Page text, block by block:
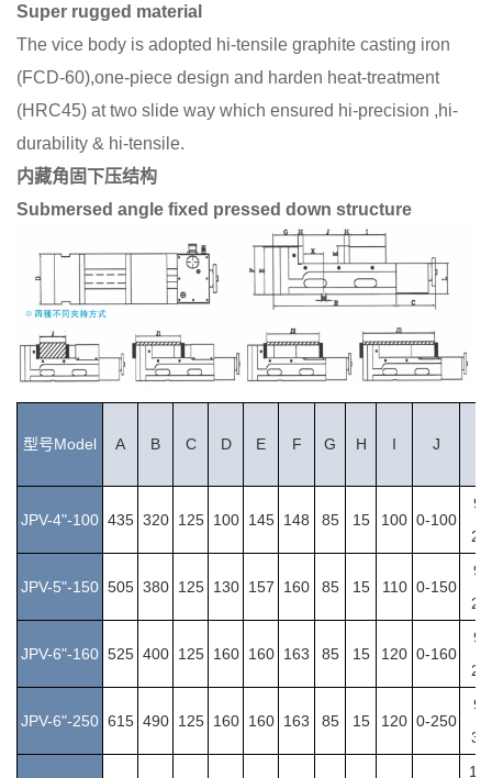
Super rugged material
The vice body is adopted hi-tensile graphite casting iron
(FCD-60),one-piece design and harden heat-treatment
(HRC45) at two slide way which ensured hi-precision ,hi-
durability & hi-tensile.
内藏角固下压结构
Submersed angle fixed pressed down structure
型号Model A B C D E F G H I J
JPV-4"-100 435 320 125 100 145 148 85 15 100 0-100
JPV-5"-150 505 380 125 130 157 160 85 15 110 0-150
JPV-6"-160 525 400 125 160 160 163 85 15 120 0-160
JPV-6"-250 615 490 125 160 160 163 85 15 120 0-250